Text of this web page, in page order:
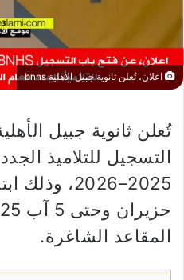
اعلان، تُعلن ثانوية جبيل الأهلية bnhs
التسجيل للتلاميذ
المقاعد الشاغرة.